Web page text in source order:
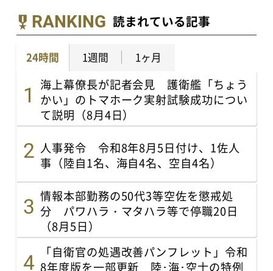
RANKING 読まれている記事
24時間 1週間 1ヶ月
海上幕僚長が記者会見 護衛艦「ちょう
かい」のトマホーク実射試験成功につい
て説明（8月4日）
人事発令 令和8年8月5日付け、1佐人
事（陸自1名、海自4名、空自4名）
情報本部勤務の50代3等空佐を懲戒処
分 パワハラ・マタハラ等で停職20日
（8月5日）
「自衛官の処遇改善パンフレット」令和
8年度版を一部更新 陸･海･空士の特例